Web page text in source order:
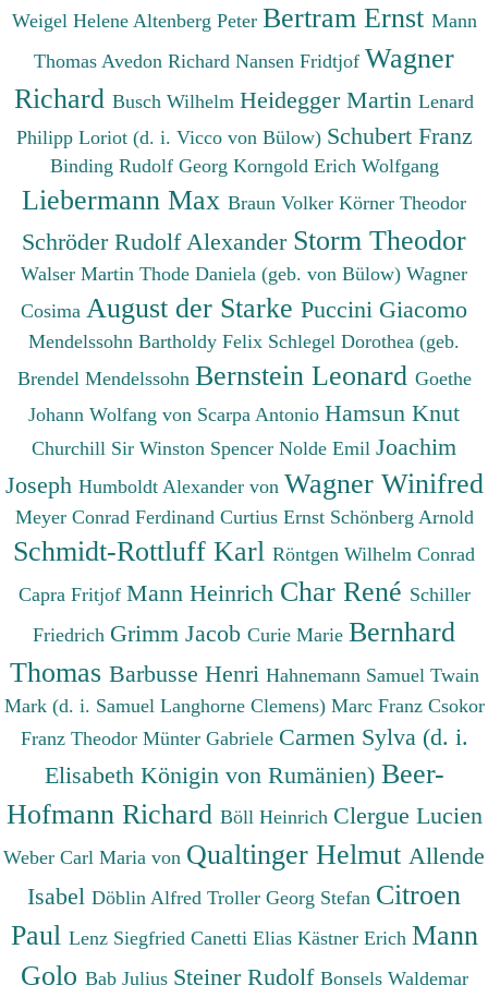
Weigel Helene Altenberg Peter Bertram Ernst Mann
Thomas Avedon Richard Nansen Fridtjof Wagner
Richard Busch Wilhelm Heidegger Martin Lenard
Philipp Loriot (d. i. Vicco von Bülow) Schubert Franz
Binding Rudolf Georg Korngold Erich Wolfgang
Liebermann Max Braun Volker Körner Theodor
Schröder Rudolf Alexander Storm Theodor
Walser Martin Thode Daniela (geb. von Bülow) Wagner
Cosima August der Starke Puccini Giacomo
Mendelssohn Bartholdy Felix Schlegel Dorothea (geb.
Brendel Mendelssohn Bernstein Leonard Goethe
Johann Wolfang von Scarpa Antonio Hamsun Knut
Churchill Sir Winston Spencer Nolde Emil Joachim
Joseph Humboldt Alexander von Wagner Winifred
Meyer Conrad Ferdinand Curtius Ernst Schönberg Arnold
Schmidt-Rottluff Karl Röntgen Wilhelm Conrad
Capra Fritjof Mann Heinrich Char René Schiller
Friedrich Grimm Jacob Curie Marie Bernhard
Thomas Barbusse Henri Hahnemann Samuel Twain
Mark (d. i. Samuel Langhorne Clemens) Marc Franz Csokor
Franz Theodor Münter Gabriele Carmen Sylva (d. i.
Elisabeth Königin von Rumänien) Beer-
Hofmann Richard Böll Heinrich Clergue Lucien
Weber Carl Maria von Qualtinger Helmut Allende
Isabel Döblin Alfred Troller Georg Stefan Citroen
Paul Lenz Siegfried Canetti Elias Kästner Erich Mann
Golo Bab Julius Steiner Rudolf Bonsels Waldemar